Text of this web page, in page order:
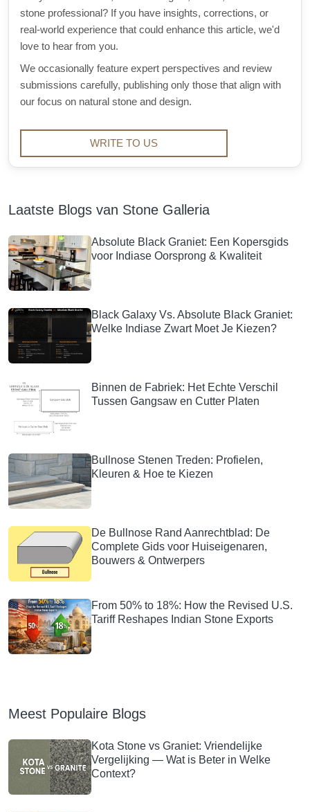
stone professional? If you have insights, corrections, or
real-world experience that could enhance this article, we'd
love to hear from you.
We occasionally feature expert perspectives and review
submissions carefully, publishing only those that align with
our focus on natural stone and design.
WRITE TO US
Laatste Blogs van Stone Galleria
Absolute Black Graniet: Een Kopersgids
voor Indiase Oorsprong & Kwaliteit
Black Galaxy Vs. Absolute Black Graniet:
Welke Indiase Zwart Moet Je Kiezen?
Binnen de Fabriek: Het Echte Verschil
Tussen Gangsaw en Cutter Platen
Bullnose Stenen Treden: Profielen,
Kleuren & Hoe te Kiezen
De Bullnose Rand Aanrechtblad: De
Complete Gids voor Huiseigenaren,
Bouwers & Ontwerpers
From 50% to 18%: How the Revised U.S.
Tariff Reshapes Indian Stone Exports
Meest Populaire Blogs
Kota Stone vs Graniet: Vriendelijke
Vergelijking — Wat is Beter in Welke
Context?